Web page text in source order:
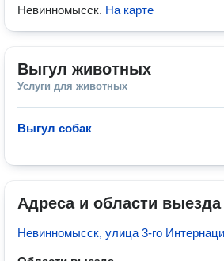
Невинномысск. На карте
Выгул животных
Услуги для животных
Выгул собак
Адреса и области выезда
Невинномысск, улица 3-го